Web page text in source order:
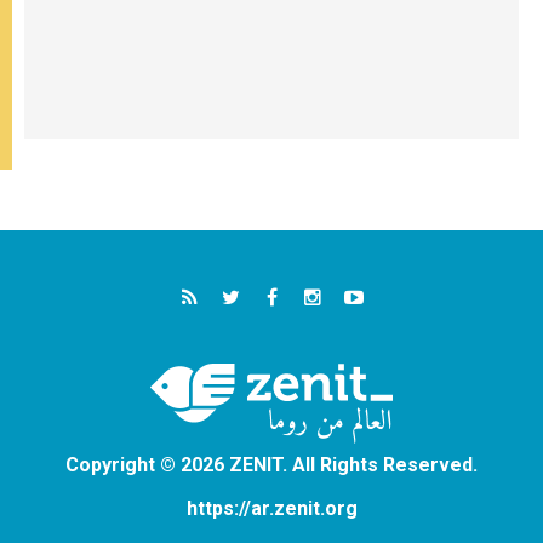
Copyright © 2026 ZENIT. All Rights Reserved.
https://ar.zenit.org